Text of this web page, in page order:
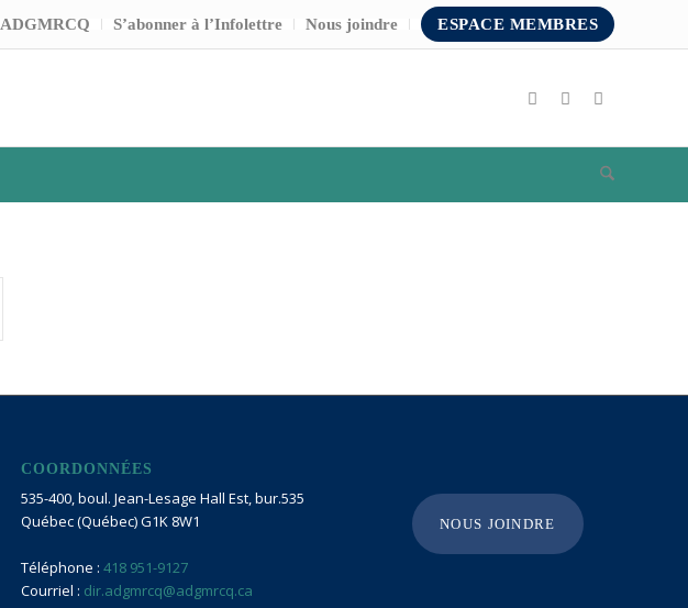
ADGMRCQ S’abonner à l’Infolettre Nous joindre ESPACE MEMBRES
COORDONNÉES
535-400, boul. Jean-Lesage Hall Est, bur.535
Québec (Québec) G1K 8W1
Téléphone : 418 951-9127
Courriel : dir.adgmrcq@adgmrcq.ca
NOUS JOINDRE